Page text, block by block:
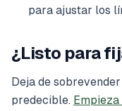
para ajustar los
¿Listo para
Deja de
predecible.